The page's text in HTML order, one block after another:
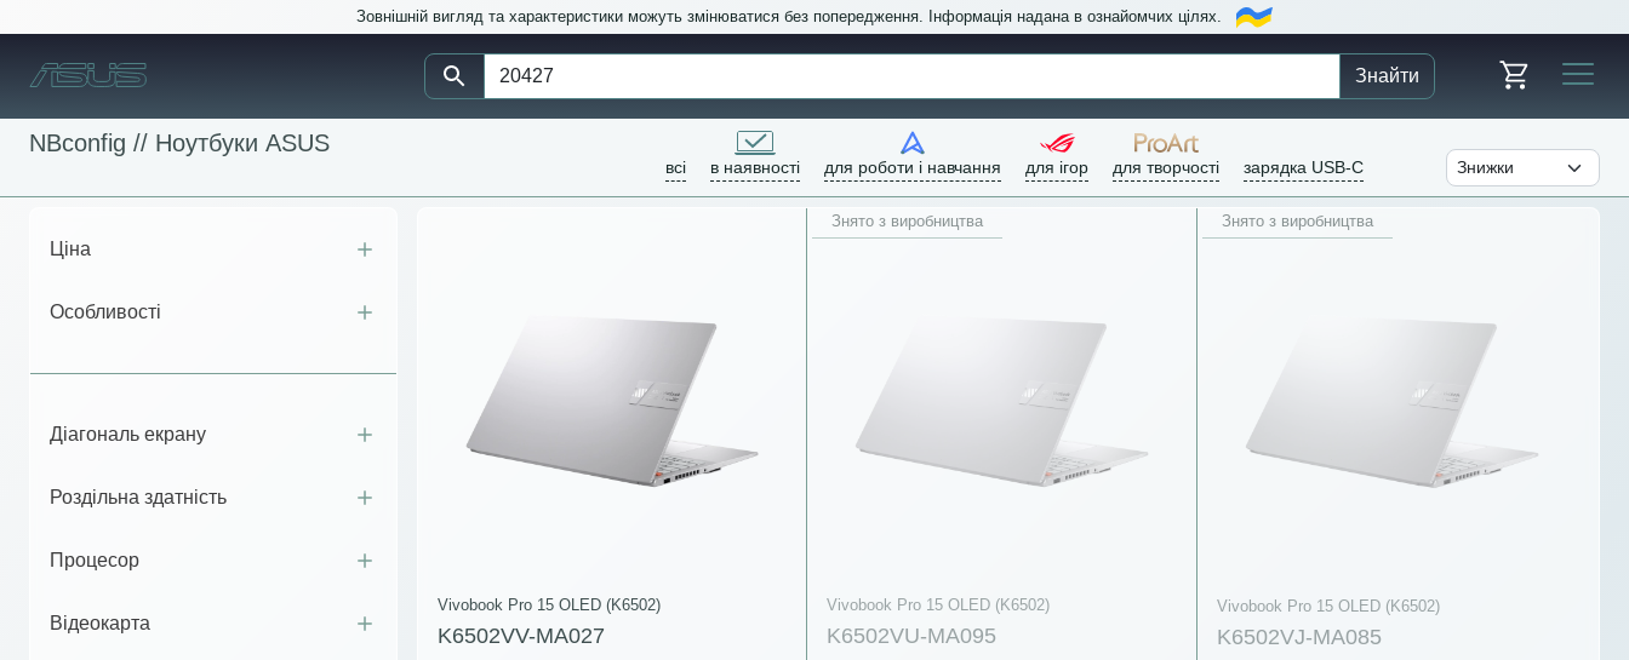
Зовнішній вигляд та характеристики можуть змінюватися без попередження. Інформація надана в ознайомчих цілях.
Знайти
NBconfig // Ноутбуки ASUS
всі в наявності для роботи і навчання для ігор для творчості зарядка USB-C
Ціна
Особливості
Діагональ екрану
Роздільна здатність
Процесор
Відеокарта
Vivobook Pro 15 OLED (K6502)
K6502VV-MA027
Знято з виробництва
Vivobook Pro 15 OLED (K6502)
K6502VU-MA095
Знято з виробництва
Vivobook Pro 15 OLED (K6502)
K6502VJ-MA085